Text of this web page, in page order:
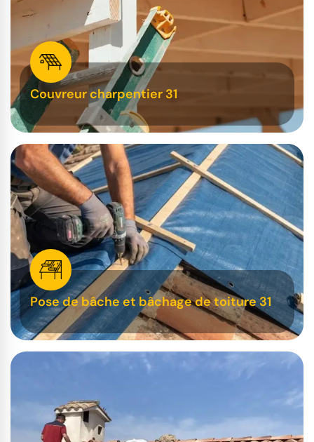
Couvreur charpentier 31
Pose de bâche et bâchage de toiture 31